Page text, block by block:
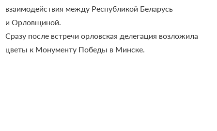
взаимодействия между Республикой Беларусь
и Орловщиной.
Сразу после встречи орловская делегация возложила
цветы к Монументу Победы в Минске.